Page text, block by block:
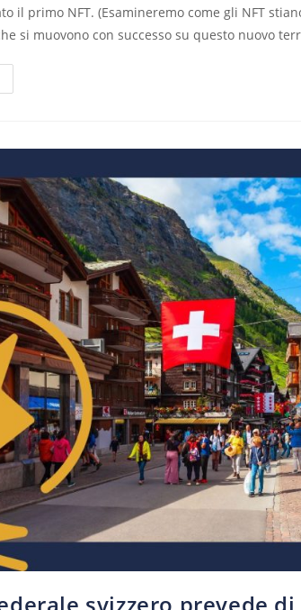
il primo NFT. (Esamineremo come gli NFT
si muovono con successo su questo nuovo
svizzero prevede